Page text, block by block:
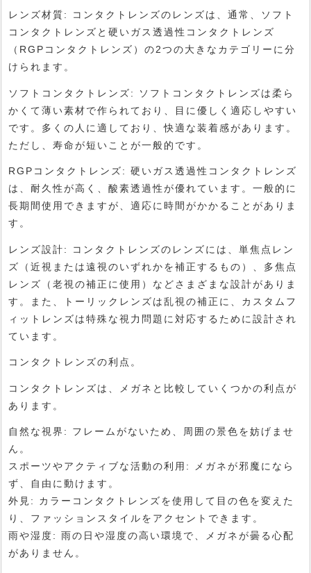
レンズ材質: コンタクトレンズのレンズは、通常、ソフト
コンタクトレンズと硬いガス透過性コンタクトレンズ
（RGPコンタクトレンズ）の2つの大きなカテゴリーに分
けられます。
ソフトコンタクトレンズ: ソフトコンタクトレンズは柔ら
かくて薄い素材で作られており、目に優しく適応しやすい
です。多くの人に適しており、快適な装着感があります。
ただし、寿命が短いことが一般的です。
RGPコンタクトレンズ: 硬いガス透過性コンタクトレンズ
は、耐久性が高く、酸素透過性が優れています。一般的に
長期間使用できますが、適応に時間がかかることがありま
す。
レンズ設計: コンタクトレンズのレンズには、単焦点レン
ズ（近視または遠視のいずれかを補正するもの）、多焦点
レンズ（老視の補正に使用）などさまざまな設計がありま
す。また、トーリックレンズは乱視の補正に、カスタムフ
ィットレンズは特殊な視力問題に対応するために設計され
ています。
コンタクトレンズの利点。
コンタクトレンズは、メガネと比較していくつかの利点が
あります。
自然な視界: フレームがないため、周囲の景色を妨げませ
ん。
スポーツやアクティブな活動の利用: メガネが邪魔になら
ず、自由に動けます。
外見: カラーコンタクトレンズを使用して目の色を変えた
り、ファッションスタイルをアクセントできます。
雨や湿度: 雨の日や湿度の高い環境で、メガネが曇る心配
がありません。